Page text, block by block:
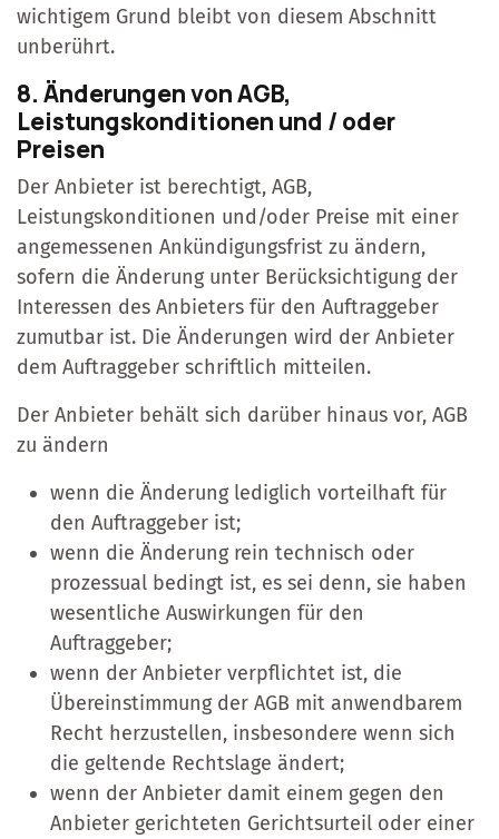
wichtigem Grund bleibt von diesem Abschnitt
unberührt.
8. Änderungen von AGB,
Leistungskonditionen und / oder
Preisen
Der Anbieter ist berechtigt, AGB,
Leistungskonditionen und/oder Preise mit einer
angemessenen Ankündigungsfrist zu ändern,
sofern die Änderung unter Berücksichtigung der
Interessen des Anbieters für den Auftraggeber
zumutbar ist. Die Änderungen wird der Anbieter
dem Auftraggeber schriftlich mitteilen.
Der Anbieter behält sich darüber hinaus vor, AGB
zu ändern
wenn die Änderung lediglich vorteilhaft für
den Auftraggeber ist;
wenn die Änderung rein technisch oder
prozessual bedingt ist, es sei denn, sie haben
wesentliche Auswirkungen für den
Auftraggeber;
wenn der Anbieter verpflichtet ist, die
Übereinstimmung der AGB mit anwendbarem
Recht herzustellen, insbesondere wenn sich
die geltende Rechtslage ändert;
wenn der Anbieter damit einem gegen den
Anbieter gerichteten Gerichtsurteil oder einer